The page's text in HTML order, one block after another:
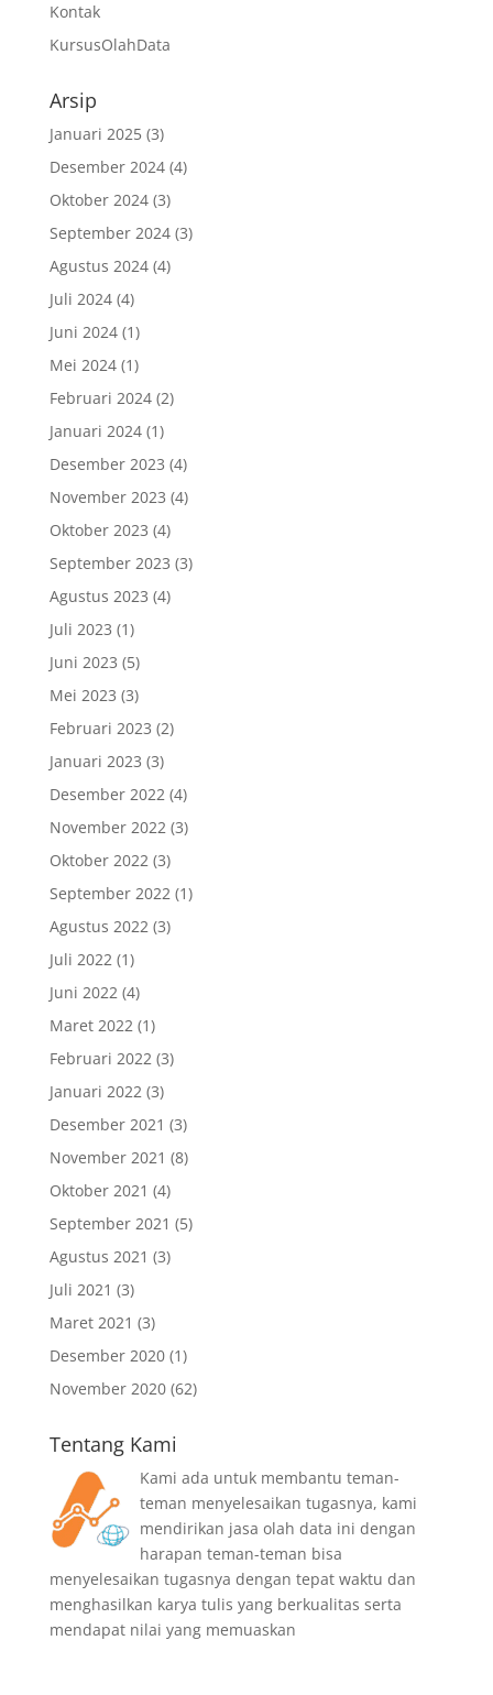
Kontak
KursusOlahData
Arsip
Januari 2025(3)
Desember 2024(4)
Oktober 2024(3)
September 2024(3)
Agustus 2024(4)
Juli 2024(4)
Juni 2024(1)
Mei 2024(1)
Februari 2024(2)
Januari 2024(1)
Desember 2023 (4)
November 2023 (4)
Oktober 2023 (4)
September 2023 (3)
Agustus 2023 (4)
Juli 2023 (1)
Juni 2023 (5)
Mei 2023 (3)
Februari 2023 (2)
Januari 2023 (3)
Desember 2022(4)
November 2022(3)
Oktober 2022(3)
September 2022(1)
Agustus 2022(3)
Juli 2022(1)
Juni 2022(4)
Maret 2022(1)
Februari 2022(3)
Januari 2022(3)
Desember 2021 (3)
November 2021 (8)
Oktober 2021 (4)
September 2021 (5)
Agustus 2021 (3)
Juli 2021 (3)
Maret 2021 (3)
Desember 2020(1)
November 2020(62)
Tentang Kami
Kami ada untuk membantu teman-
teman menyelesaikan tugasnya, kami
mendirikan jasa olah data ini dengan
harapan teman-teman bisa
menyelesaikan tugasnya dengan tepat waktu dan
menghasilkan karya tulis yang berkualitas serta
mendapat nilai yang memuaskan